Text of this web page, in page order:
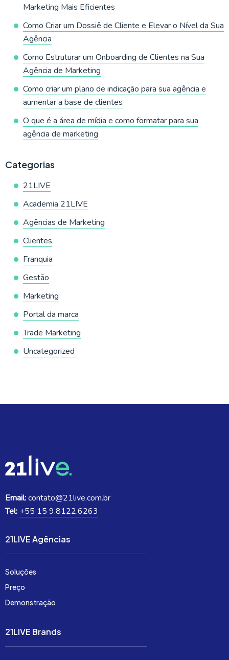
Marketing Mais Eficientes
Como Criar um Dossiê de Cliente e Elevar o Nível da Sua
Agência
Como Estruturar um Onboarding de Clientes na Sua
Agência de Marketing
Como criar um plano de indicação para sua agência e
aumentar a base de clientes
O que é a área de mídia e como formatar para sua
agência de marketing
Categorias
21LIVE
Academia 21LIVE
Agências de Marketing
Clientes
Franquia
Gestão
Marketing
Portal da marca
Trade Marketing
Uncategorized
Email:contato@21live.com.br
Tel: +55 15 9.8122.6263
21LIVE Agências
Soluções
Preço
Demonstração
21LIVE Brands